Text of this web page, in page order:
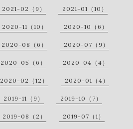
2021-02（9） 2021-01（10）
2020-11（10） 2020-10（6）
2020-08（6） 2020-07（9）
2020-05（6） 2020-04（4）
2020-02（12） 2020-01（4）
2019-11（9） 2019-10（7）
2019-08（2） 2019-07（1）